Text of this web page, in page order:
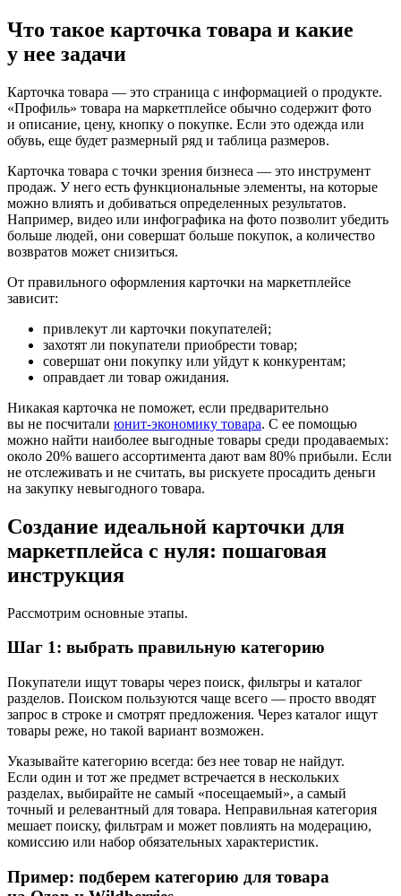
Что такое карточка товара и какие
у нее задачи
Карточка товара — это страница с информацией о продукте.
«Профиль» товара на маркетплейсе обычно содержит фото
и описание, цену, кнопку о покупке. Если это одежда или
обувь, еще будет размерный ряд и таблица размеров.
Карточка товара с точки зрения бизнеса — это инструмент
продаж. У него есть функциональные элементы, на которые
можно влиять и добиваться определенных результатов.
Например, видео или инфографика на фото позволит убедить
больше людей, они совершат больше покупок, а количество
возвратов может снизиться.
От правильного оформления карточки на маркетплейсе
зависит:
привлекут ли карточки покупателей;
захотят ли покупатели приобрести товар;
совершат они покупку или уйдут к конкурентам;
оправдает ли товар ожидания.
Никакая карточка не поможет, если предварительно
вы не посчитали юнит‑экономику товара. С ее помощью
можно найти наиболее выгодные товары среди продаваемых:
около 20% вашего ассортимента дают вам 80% прибыли. Если
не отслеживать и не считать, вы рискуете просадить деньги
на закупку невыгодного товара.
Создание идеальной карточки для
маркетплейса с нуля: пошаговая
инструкция
Рассмотрим основные этапы.
Шаг 1: выбрать правильную категорию
Покупатели ищут товары через поиск, фильтры и каталог
разделов. Поиском пользуются чаще всего — просто вводят
запрос в строке и смотрят предложения. Через каталог ищут
товары реже, но такой вариант возможен.
Указывайте категорию всегда: без нее товар не найдут.
Если один и тот же предмет встречается в нескольких
разделах, выбирайте не самый «посещаемый», а самый
точный и релевантный для товара. Неправильная категория
мешает поиску, фильтрам и может повлиять на модерацию,
комиссию или набор обязательных характеристик.
Пример: подберем категорию для товара